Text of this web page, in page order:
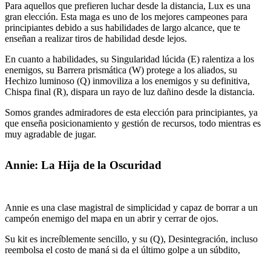
Para aquellos que prefieren luchar desde la distancia, Lux es una
gran elección. Esta maga es uno de los mejores campeones para
principiantes debido a sus habilidades de largo alcance, que te
enseñan a realizar tiros de habilidad desde lejos.
En cuanto a habilidades, su Singularidad lúcida (E) ralentiza a los
enemigos, su Barrera prismática (W) protege a los aliados, su
Hechizo luminoso (Q) inmoviliza a los enemigos y su definitiva,
Chispa final (R), dispara un rayo de luz dañino desde la distancia.
Somos grandes admiradores de esta elección para principiantes, ya
que enseña posicionamiento y gestión de recursos, todo mientras es
muy agradable de jugar.
Annie: La Hija de la Oscuridad
Annie es una clase magistral de simplicidad y capaz de borrar a un
campeón enemigo del mapa en un abrir y cerrar de ojos.
Su kit es increíblemente sencillo, y su (Q), Desintegración, incluso
reembolsa el costo de maná si da el último golpe a un súbdito,